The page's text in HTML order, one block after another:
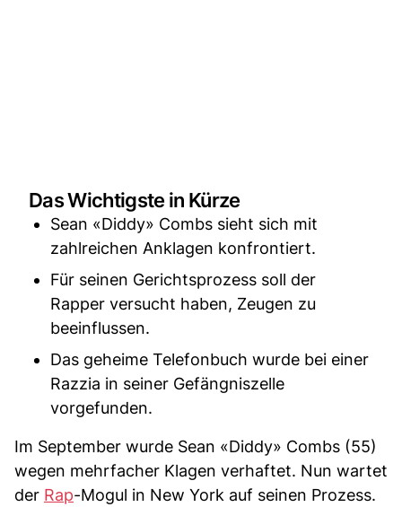
Das Wichtigste in Kürze
Sean «Diddy» Combs sieht sich mit
zahlreichen Anklagen konfrontiert.
Für seinen Gerichtsprozess soll der
Rapper versucht haben, Zeugen zu
beeinflussen.
Das geheime Telefonbuch wurde bei einer
Razzia in seiner Gefängniszelle
vorgefunden.
Im September wurde Sean «Diddy» Combs (55)
wegen mehrfacher Klagen verhaftet. Nun wartet
der Rap-Mogul in New York auf seinen Prozess.